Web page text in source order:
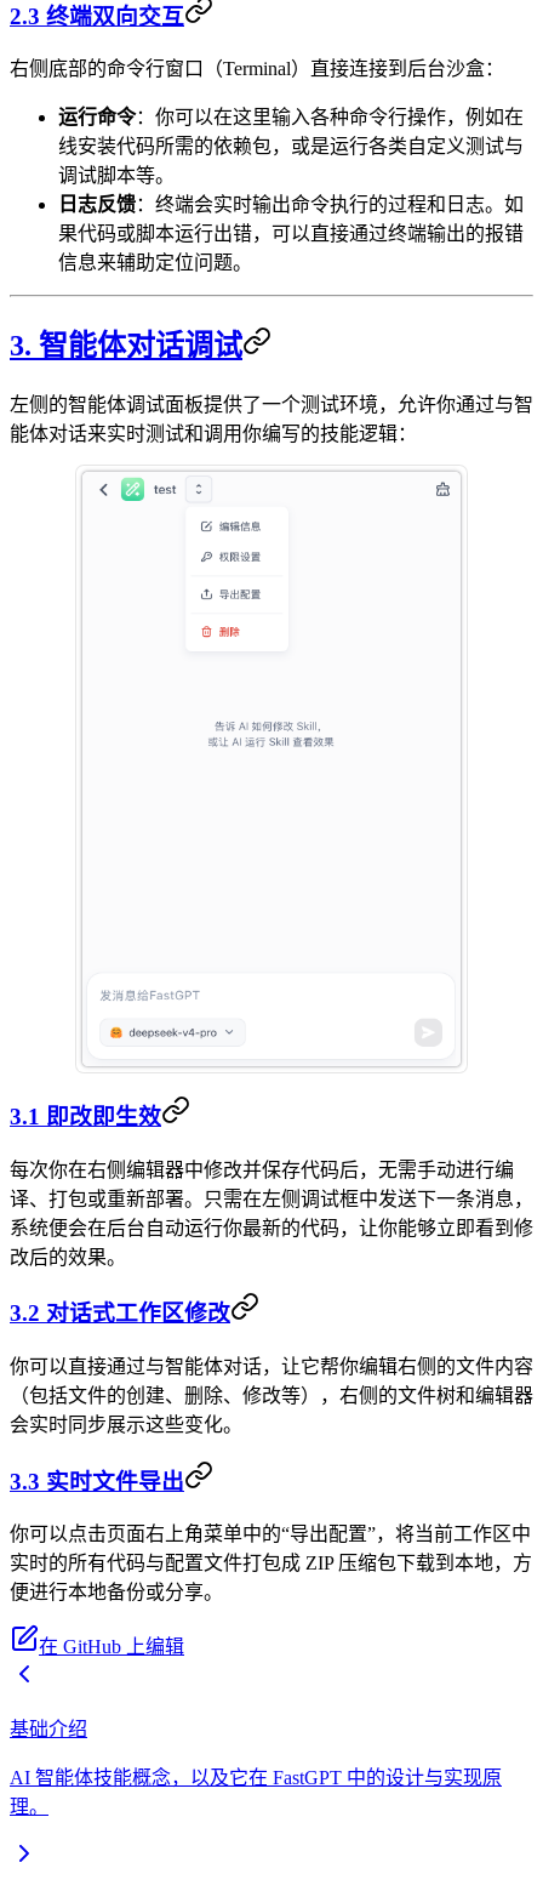
2.3 终端双向交互
右侧底部的命令行窗口（Terminal）直接连接到后台沙盒：
运行命令：你可以在这里输入各种命令行操作，例如在
线安装代码所需的依赖包，或是运行各类自定义测试与
调试脚本等。
日志反馈：终端会实时输出命令执行的过程和日志。如
果代码或脚本运行出错，可以直接通过终端输出的报错
信息来辅助定位问题。
3. 智能体对话调试
左侧的智能体调试面板提供了一个测试环境，允许你通过与智
能体对话来实时测试和调用你编写的技能逻辑：
3.1 即改即生效
每次你在右侧编辑器中修改并保存代码后，无需手动进行编
译、打包或重新部署。只需在左侧调试框中发送下一条消息，
系统便会在后台自动运行你最新的代码，让你能够立即看到修
改后的效果。
3.2 对话式工作区修改
你可以直接通过与智能体对话，让它帮你编辑右侧的文件内容
（包括文件的创建、删除、修改等），右侧的文件树和编辑器
会实时同步展示这些变化。
3.3 实时文件导出
你可以点击页面右上角菜单中的“导出配置”，将当前工作区中
实时的所有代码与配置文件打包成 ZIP 压缩包下载到本地，方
便进行本地备份或分享。
在 GitHub 上编辑
基础介绍
AI 智能体技能概念，以及它在 FastGPT 中的设计与实现原
理。